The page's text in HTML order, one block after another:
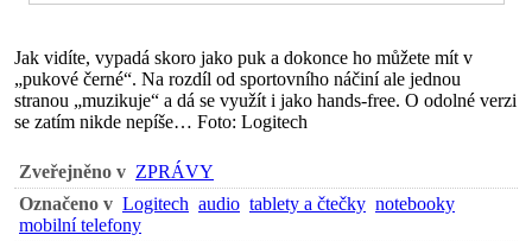
Jak vidíte, vypadá skoro jako puk a dokonce ho můžete mít v
„pukové černé“. Na rozdíl od sportovního náčiní ale jednou
stranou „muzikuje“ a dá se využít i jako hands-free. O odolné verzi
se zatím nikde nepíše… Foto: Logitech
Zveřejněno v ZPRÁVY
Označeno v Logitech audio tablety a čtečky notebooky
mobilní telefony